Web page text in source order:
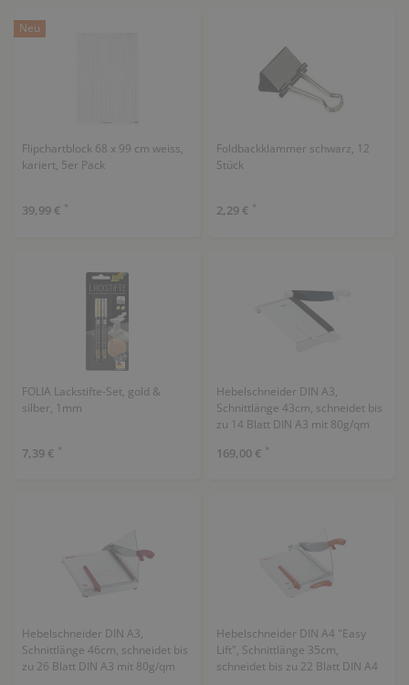
Neu
Flipchartblock 68 x 99 cm weiss,
kariert, 5er Pack
39,99 € *
Foldbackklammer schwarz, 12
Stück
2,29 € *
FOLIA Lackstifte-Set, gold &
silber, 1mm
7,39 € *
Hebelschneider DIN A3,
Schnittlänge 43cm, schneidet bis
zu 14 Blatt DIN A3 mit 80g/qm
169,00 € *
Hebelschneider DIN A3,
Schnittlänge 46cm, schneidet bis
zu 26 Blatt DIN A3 mit 80g/qm
Hebelschneider DIN A4 "Easy
Lift", Schnittlänge 35cm,
schneidet bis zu 22 Blatt DIN A4